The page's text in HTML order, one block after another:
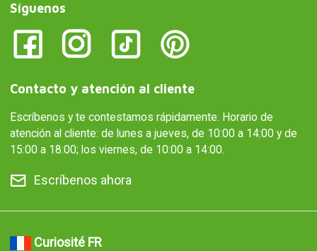
Síguenos
Contacto y atención al cliente
Escríbenos y te contestamos rápidamente. Horario de
atención al cliente: de lunes a jueves, de 10:00 a 14:00 y de
15:00 a 18:00; los viernes, de 10:00 a 14:00.
Escríbenos ahora
Curiosité FR